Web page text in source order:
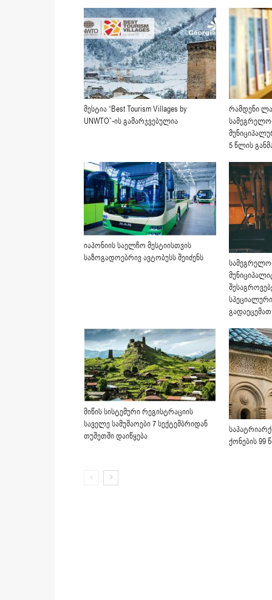
მესტია “Best Tourism Villages by
UNWTO”-ის გამარჯვებულია
რამდენი
5 წლის
იაპონიის საელჩო მესტიისთვის
საზოგადოებრივ ავტობუსს შეიძენს
გადაეცემათ
მიწის სისტემური რეგისტრაციის
საველე სამუშაოები 7 სექტემბრიდან
თუშეთში დაიწყება
ქონების 99